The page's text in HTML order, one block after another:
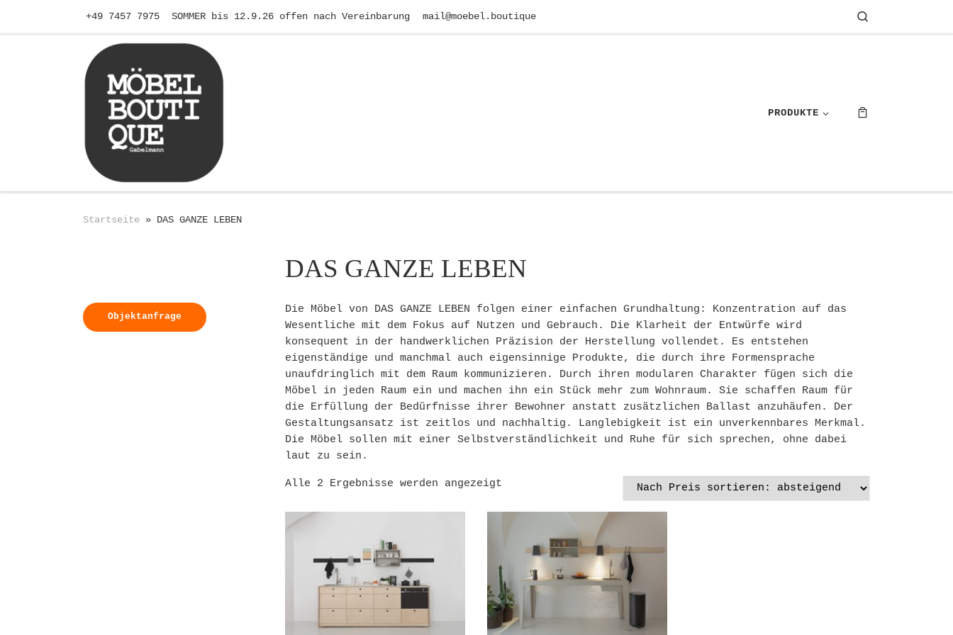
Zum Inhalt springen
+49 7457 7975 SOMMER bis 12.9.26 offen nach Vereinbarung mail@moebel.boutique
PRODUKTE
Startseite » DAS GANZE LEBEN
DAS GANZE LEBEN
Die Möbel von DAS GANZE LEBEN folgen einer einfachen Grundhaltung: Konzentration auf das
Wesentliche mit dem Fokus auf Nutzen und Gebrauch. Die Klarheit der Entwürfe wird
konsequent in der handwerklichen Präzision der Herstellung vollendet. Es entstehen
eigenständige und manchmal auch eigensinnige Produkte, die durch ihre Formensprache
unaufdringlich mit dem Raum kommunizieren. Durch ihren modularen Charakter fügen sich die
Möbel in jeden Raum ein und machen ihn ein Stück mehr zum Wohnraum. Sie schaffen Raum für
die Erfüllung der Bedürfnisse ihrer Bewohner anstatt zusätzlichen Ballast anzuhäufen. Der
Gestaltungsansatz ist zeitlos und nachhaltig. Langlebigkeit ist ein unverkennbares Merkmal.
Die Möbel sollen mit einer Selbstverständlichkeit und Ruhe für sich sprechen, ohne dabei
laut zu sein.
Alle 2 Ergebnisse werden angezeigt Nach Preis sortiert: absteigend
Objektanfrage